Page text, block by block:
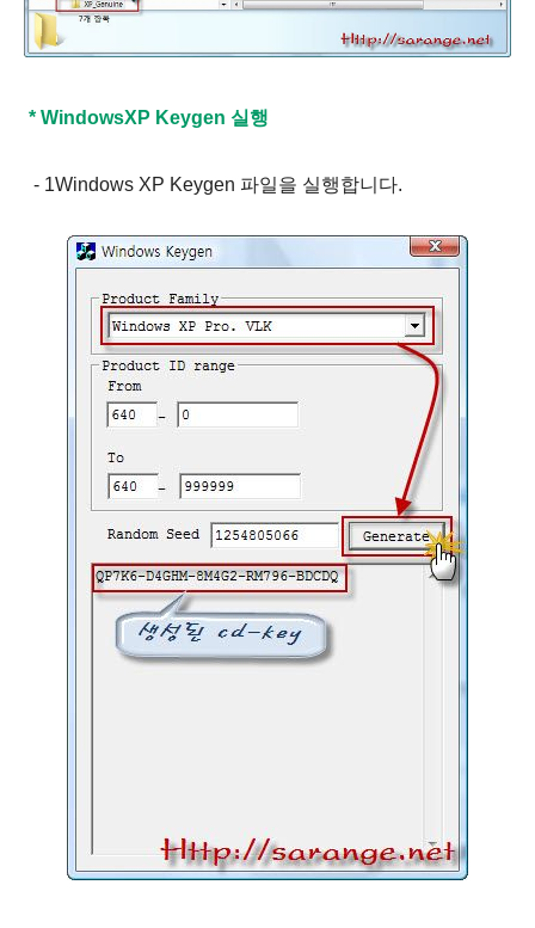
* WindowsXP Keygen 실행
- 1Windows XP Keygen 파일을 실행합니다.